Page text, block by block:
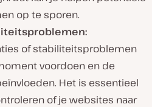
op te sporen.
of stabiliteitsproblemen
voordoen en de
Het is essentieel
of je websites naar